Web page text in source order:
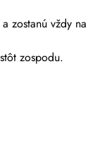
zostanú vždy na
zospodu.